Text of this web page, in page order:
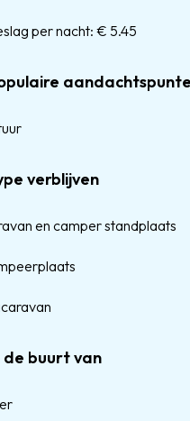
per nacht: € 5.45
verblijven
en camper standplaats
de buurt van